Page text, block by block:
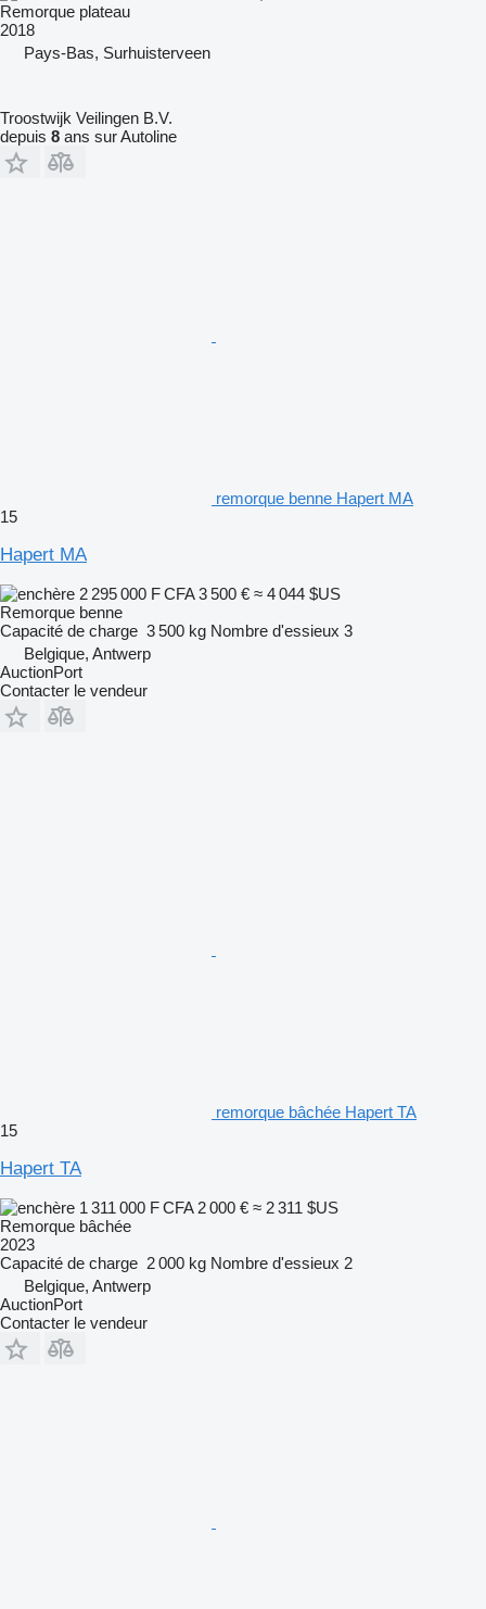
Remorque plateau
2018
Pays-Bas, Surhuisterveen
Troostwijk Veilingen B.V.
depuis 8 ans sur Autoline
remorque benne Hapert MA
15
Hapert MA
2 295 000 F CFA3 500 € ≈ 4 044 $US
Remorque benne
Capacité de charge 3 500 kg Nombre d'essieux 3
Belgique, Antwerp
AuctionPort
Contacter le vendeur
remorque bâchée Hapert TA
15
Hapert TA
1 311 000 F CFA 2 000 € ≈ 2 311 $US
Remorque bâchée
2023
Capacité de charge 2 000 kg Nombre d'essieux 2
Belgique, Antwerp
AuctionPort
Contacter le vendeur